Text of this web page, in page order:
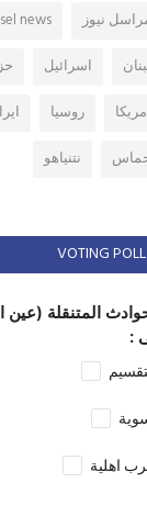
نيوز news
اسرائيل
روسيا
نتنياهو
VOTING POLL
المتنقلة (عين
:
اهلية